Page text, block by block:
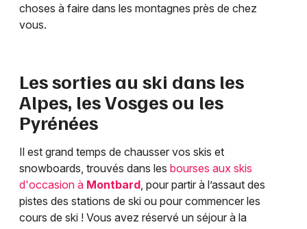
choses à faire dans les montagnes près de chez
vous.
Les sorties au ski dans les
Alpes, les Vosges ou les
Pyrénées
Il est grand temps de chausser vos skis et
snowboards, trouvés dans les bourses aux skis
d'occasion à Montbard, pour partir à l’assaut des
pistes des stations de ski ou pour commencer les
cours de ski ! Vous avez réservé un séjour à la